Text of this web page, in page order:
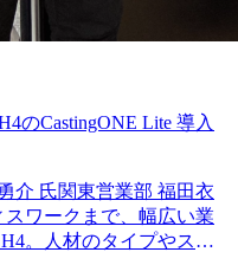
のCastingONE Lite 導入
介 氏関東営業部 福田衣
ワークまで、幅広い業
。人材のタイプやスペ